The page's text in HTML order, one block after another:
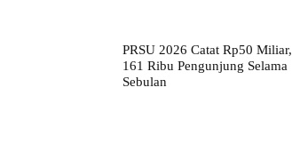
PRSU 2026 Catat Rp50 Miliar,
161 Ribu Pengunjung Selama
Sebulan